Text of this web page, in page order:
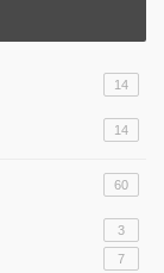
14
14
60
3
7